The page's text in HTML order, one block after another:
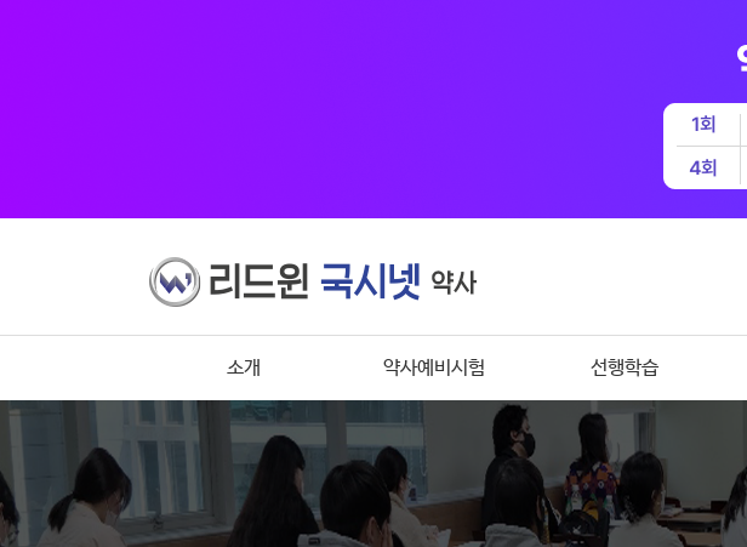
소개 약사예비시험 선행학습